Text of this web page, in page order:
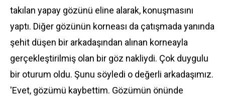
takılan yapay gözünü eline alarak, konuşmasını
yaptı. Diğer gözünün korneası da çatışmada yanında
şehit düşen bir arkadaşından alınan korneayla
gerçekleştirilmiş olan bir göz nakliydi. Çok duygulu
bir oturum oldu. Şunu söyledi o değerli arkadaşımız.
'Evet, gözümü kaybettim. Gözümün önünde